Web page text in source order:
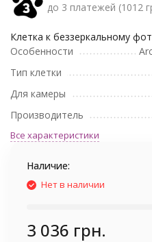
до 3 платежей (1012
Клетка к беззеркальному
Особенности
Тип клетки
Для камеры
Производитель
Все характеристики
Наличие:
Нет в наличии
3 036 грн.